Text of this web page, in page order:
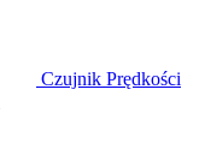
Czujnik Prędkości